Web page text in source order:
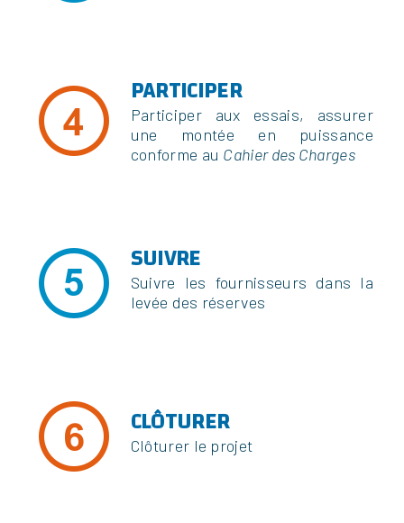
PARTICIPER
Participer aux essais, assurer
une montée en puissance
conforme au Cahier des Charges
SUIVRE
Suivre les fournisseurs dans la
levée des réserves
CLÔTURER
Clôturer le projet